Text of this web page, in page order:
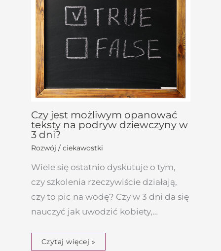
Czy jest możliwym opanować
teksty na podryw dziewczyny w
3 dni?
Rozwój / ciekawostki
Wiele się ostatnio dyskutuje o tym,
czy szkolenia rzeczywiście działają,
czy to pic na wodę? Czy w 3 dni da się
nauczyć jak uwodzić kobiety,…
Czytaj więcej »